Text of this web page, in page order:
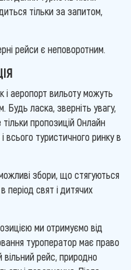
тільки за запитом,
рейси є неповоротним.
і аеропорт вильоту можуть
Будь ласка, зверніть увагу,
пропозицій Онлайн
всього туристичного ринку в
збори, що стягуються
період свят і дитячих
ми отримуємо від
туроператор має право
рейс, природно